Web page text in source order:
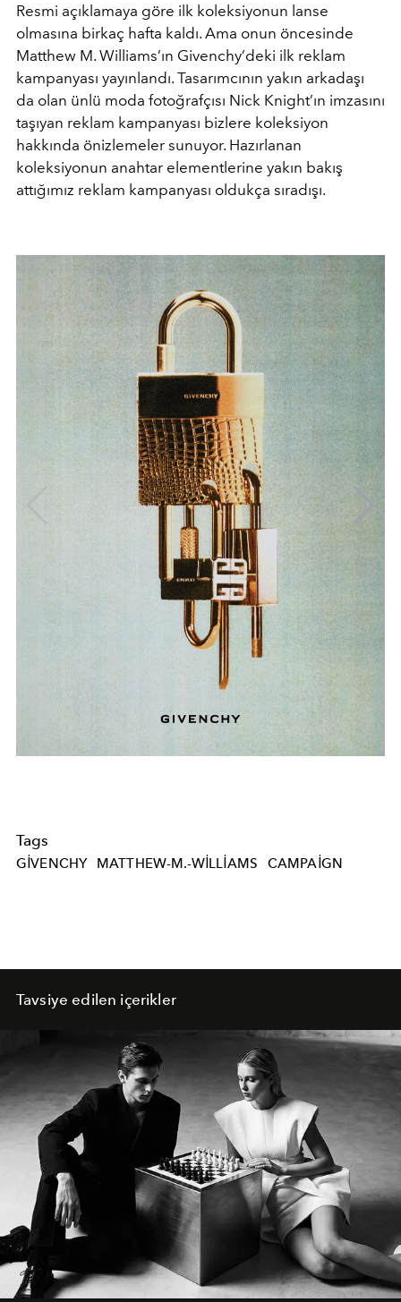
Resmi açıklamaya göre ilk koleksiyonun lanse
olmasına birkaç hafta kaldı. Ama onun öncesinde
Matthew M. Williams’ın Givenchy’deki ilk reklam
kampanyası yayınlandı. Tasarımcının yakın arkadaşı
da olan ünlü moda fotoğrafçısı Nick Knight’ın imzasını
taşıyan reklam kampanyası bizlere koleksiyon
hakkında önizlemeler sunuyor. Hazırlanan
koleksiyonun anahtar elementlerine yakın bakış
attığımız reklam kampanyası oldukça sıradışı.
Tags
GIVENCHY MATTHEW-M.-WILLIAMS CAMPAIGN
Tavsiye edilen içerikler